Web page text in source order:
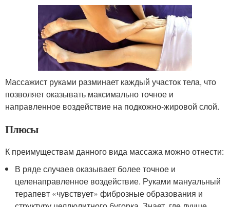
Массажист руками разминает каждый участок тела, что
позволяет оказывать максимально точное и
направленное воздействие на подкожно-жировой слой.
Плюсы
К преимуществам данного вида массажа можно отнести:
В ряде случаев оказывает более точное и
целенаправленное воздействие. Руками мануальный
терапевт «чувствует» фиброзные образования и